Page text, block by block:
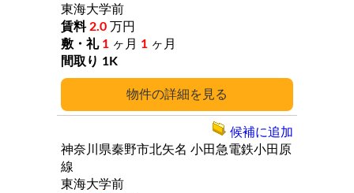
詳細
東海大学前
2.0 万円
1 ヶ月 1 ヶ月
1K
神奈川県秦野市北矢名 小田急電鉄小田原
線
東海大学前
候補に追加